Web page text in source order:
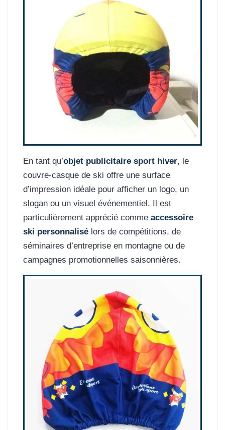
En tant qu’objet publicitaire sport hiver, le
couvre-casque de ski offre une surface
d’impression idéale pour afficher un logo, un
slogan ou un visuel événementiel. Il est
particulièrement apprécié comme accessoire
ski personnalisé lors de compétitions, de
séminaires d’entreprise en montagne ou de
campagnes promotionnelles saisonnières.